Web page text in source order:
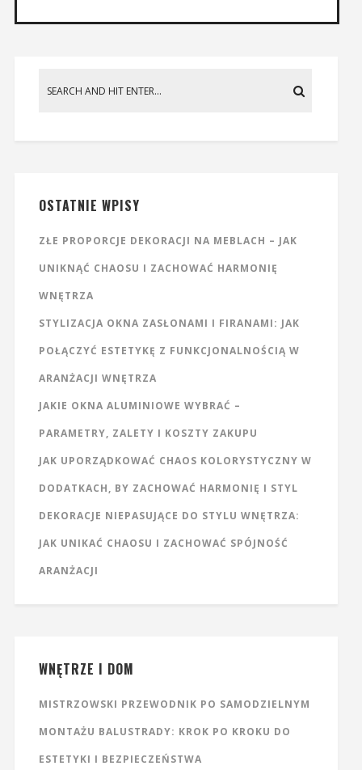
OSTATNIE WPISY
ZŁE PROPORCJE DEKORACJI NA MEBLACH – JAK
UNIKNĄĆ CHAOSU I ZACHOWAĆ HARMONIĘ
WNĘTRZA
STYLIZACJA OKNA ZASŁONAMI I FIRANAMI: JAK
POŁĄCZYĆ ESTETYKĘ Z FUNKCJONALNOŚCIĄ W
ARANŻACJI WNĘTRZA
JAKIE OKNA ALUMINIOWE WYBRAĆ –
PARAMETRY, ZALETY I KOSZTY ZAKUPU
JAK UPORZĄDKOWAĆ CHAOS KOLORYSTYCZNY W
DODATKACH, BY ZACHOWAĆ HARMONIĘ I STYL
DEKORACJE NIEPASUJĄCE DO STYLU WNĘTRZA:
JAK UNIKAĆ CHAOSU I ZACHOWAĆ SPÓJNOŚĆ
ARANŻACJI
WNĘTRZE I DOM
MISTRZOWSKI PRZEWODNIK PO SAMODZIELNYM
MONTAŻU BALUSTRADY: KROK PO KROKU DO
ESTETYKI I BEZPIECZEŃSTWA